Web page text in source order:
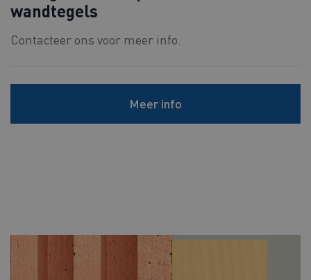
wandtegels
Contacteer ons voor meer info.
Meer info